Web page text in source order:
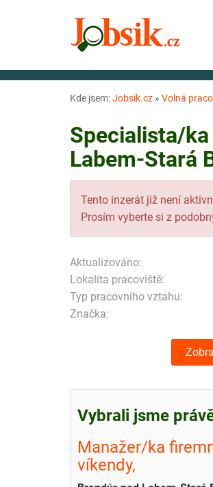
Kde jsem:Jobsik.cz » Volná
Specialista/
Labem-Stará
Tento inzerát již není
Prosím vyberte si z
Aktualizováno:
Lokalita pracoviště:
Typ pracovního vztahu:
Značka:
Vybrali jsme
Manažer/ka
víkendy,